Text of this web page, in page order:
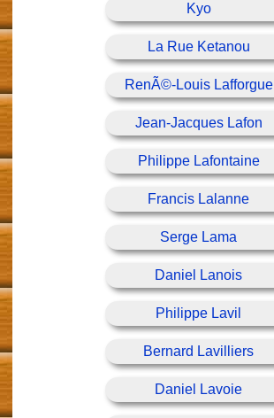
Kyo
La Rue Ketanou
RenÃ©-Louis Lafforgue
Jean-Jacques Lafon
Philippe Lafontaine
Francis Lalanne
Serge Lama
Daniel Lanois
Philippe Lavil
Bernard Lavilliers
Daniel Lavoie